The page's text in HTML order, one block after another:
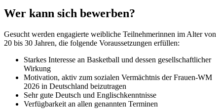
Wer kann sich bewerben?
Gesucht werden engagierte weibliche Teilnehmerinnen im Alter von
20 bis 30 Jahren, die folgende Voraussetzungen erfüllen:
Starkes Interesse an Basketball und dessen gesellschaftlicher
Wirkung
Motivation, aktiv zum sozialen Vermächtnis der Frauen-WM
2026 in Deutschland beizutragen
Sehr gute Deutsch und Englischkenntnisse
Verfügbarkeit an allen genannten Terminen